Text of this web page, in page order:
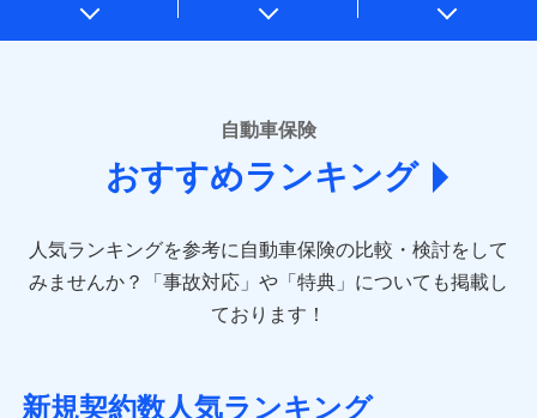
* 当社が委託を受けている保険会社の情報は、保険会社のホ
ームページに掲載しておりますので、ご確認ください。
あいおいニッセイ同和損害保険株式会社
(https://www.aioinissaydowa.co.jp/)
アクサ損害保険株式会社 (https://www.axa-
direct.co.jp/)
sompo.co.jp/)
東京海上ダイレクト損害保険株式会社 (https://www.e-
AIG損害保険株式会社 (https://www.aig.co.jp/sonpo)
ジェイアイ傷害火災保険株式会社
自動車保険
おすすめランキング
人気ランキングを参考に自動車保険の比較・検討をして
みませんか？
「事故対応」や「特典」についても掲載し
ております！
新規契約数人気ランキング